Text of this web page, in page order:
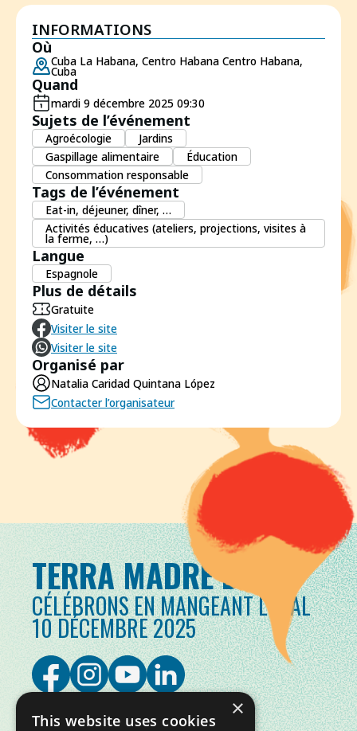
INFORMATIONS
Où
Cuba La Habana, Centro Habana Centro Habana,
Cuba
Quand
mardi 9 décembre 2025 09:30
Sujets de l’événement
Agroécologie
Jardins
Gaspillage alimentaire
Éducation
Consommation responsable
Tags de l’événement
Eat-in, déjeuner, dîner, …
Activités éducatives (ateliers, projections, visites à
la ferme, …)
Langue
Espagnole
Plus de détails
Gratuite
Visiter le site
Visiter le site
Organisé par
Natalia Caridad Quintana López
Contacter l’organisateur
TERRA MADRE DAY
CÉLÉBRONS EN MANGEANT LOCAL
10 DÉCEMBRE 2025
×
This website uses cookies